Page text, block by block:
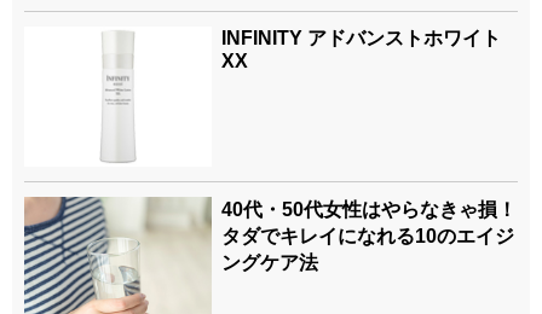
INFINITY アドバンストホワイト
XX
40代・50代女性はやらなきゃ損！
タダでキレイになれる10のエイジ
ングケア法